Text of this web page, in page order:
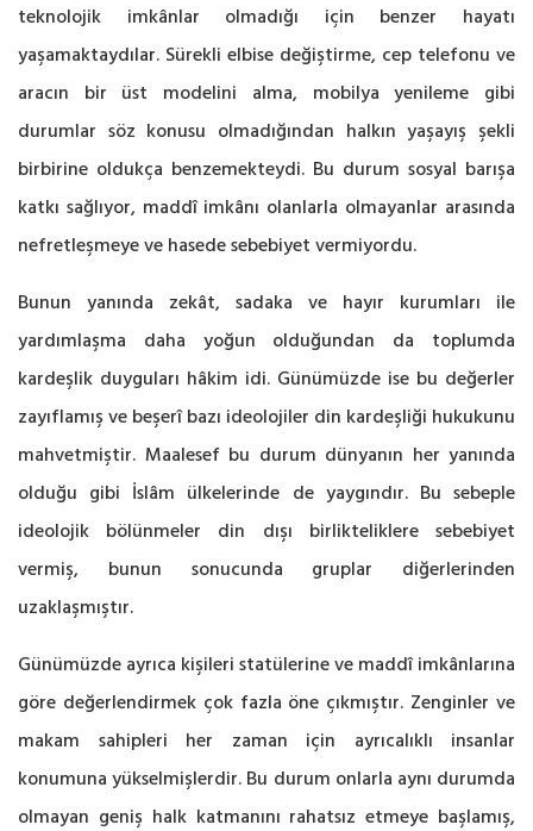
teknolojik imkânlar olmadığı için benzer hayatı
yaşamaktaydılar. Sürekli elbise değiştirme, cep telefonu ve
aracın bir üst modelini alma, mobilya yenileme gibi
durumlar söz konusu olmadığından halkın yaşayış şekli
birbirine oldukça benzemekteydi. Bu durum sosyal barışa
katkı sağlıyor, maddî imkânı olanlarla olmayanlar arasında
nefretleşmeye ve hasede sebebiyet vermiyordu.
Bunun yanında zekât, sadaka ve hayır kurumları ile
yardımlaşma daha yoğun olduğundan da toplumda
kardeşlik duyguları hâkim idi. Günümüzde ise bu değerler
zayıflamış ve beşerî bazı ideolojiler din kardeşliği hukukunu
mahvetmiştir. Maalesef bu durum dünyanın her yanında
olduğu gibi İslâm ülkelerinde de yaygındır. Bu sebeple
ideolojik bölünmeler din dışı birlikteliklere sebebiyet
vermiş, bunun sonucunda gruplar diğerlerinden
uzaklaşmıştır.
Günümüzde ayrıca kişileri statülerine ve maddî imkânlarına
göre değerlendirmek çok fazla öne çıkmıştır. Zenginler ve
makam sahipleri her zaman için ayrıcalıklı insanlar
konumuna yükselmişlerdir. Bu durum onlarla aynı durumda
olmayan geniş halk katmanını rahatsız etmeye başlamış,